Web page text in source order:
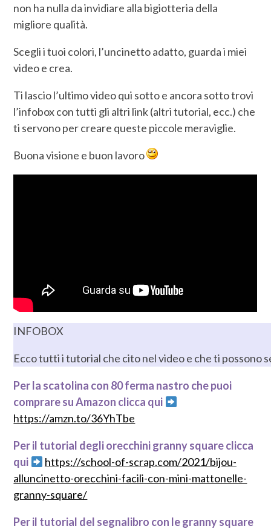
non ha nulla da invidiare alla bigiotteria della
migliore qualità.
Scegli i tuoi colori, l’uncinetto adatto, guarda i miei
video e crea.
Ti lascio l’ultimo video qui sotto e ancora sotto trovi
l’infobox con tutti gli altri link (altri tutorial, ecc.) che
ti servono per creare queste piccole meraviglie.
Buona visione e buon lavoro
INFOBOX
Ecco tutti i tutorial che cito nel video e che ti possono
Per la scatolina con 80 ferma nastro che puoi
comprare su Amazon clicca qui
https://amzn.to/36YhTbe
Per il tutorial degli orecchini granny square clicca
qui
https://school-of-scrap.com/2021/bijou-
alluncinetto-orecchini-facili-con-mini-mattonelle-
granny-square/
Per il tutorial del segnalibro con le granny square